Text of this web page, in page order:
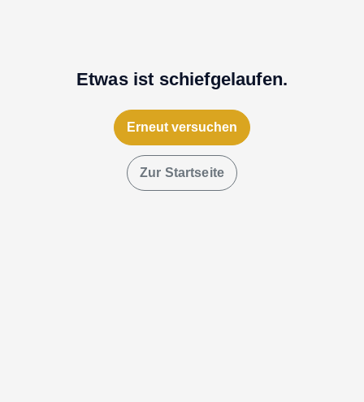
Etwas ist schiefgelaufen.
Erneut versuchen
Zur Startseite